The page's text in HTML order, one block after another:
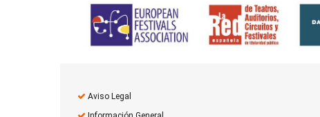
Aviso Legal